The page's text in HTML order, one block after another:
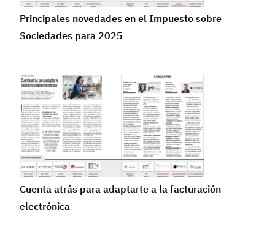
Principales novedades en el Impuesto sobre
Sociedades para 2025
Cuenta atrás para adaptarte a la facturación
electrónica